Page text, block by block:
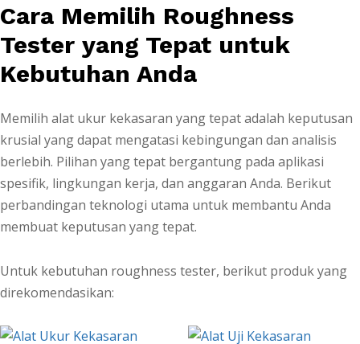
Cara Memilih Roughness
Tester yang Tepat untuk
Kebutuhan Anda
Memilih alat ukur kekasaran yang tepat adalah keputusan
krusial yang dapat mengatasi kebingungan dan analisis
berlebih. Pilihan yang tepat bergantung pada aplikasi
spesifik, lingkungan kerja, dan anggaran Anda. Berikut
perbandingan teknologi utama untuk membantu Anda
membuat keputusan yang tepat.
Untuk kebutuhan roughness tester, berikut produk yang
direkomendasikan: